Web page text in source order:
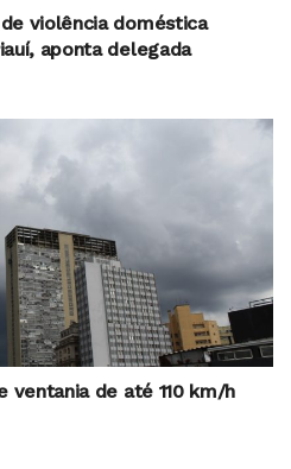
violência doméstica
aponta delegada
ventania de até 110 km/h